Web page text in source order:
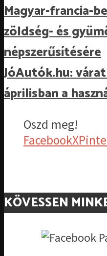
Magyar-francia-
zöldség- és
népszerűsítésére
JóAutók.hu:
áprilisban a
Oszd meg!
FacebookX
KÖVESSEN